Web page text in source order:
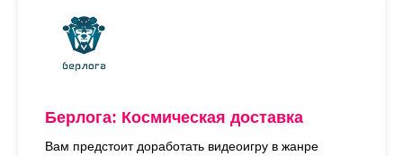
Берлога: Космическая доставка
Вам предстоит доработать видеоигру в жанре